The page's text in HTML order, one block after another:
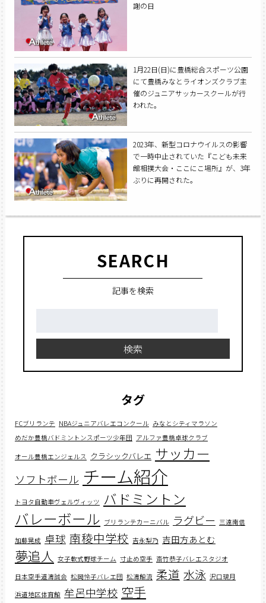
謝の日
1月22日(日)に豊橋総合スポーツ公園
にて豊橋みなとライオンズクラブ主
催のジュニアサッカースクールが行
われた。
2023年、新型コロナウイルスの影響
で一時中止されていた『こども未来
館相撲大会・ここにこ場所』が、3年
ぶりに再開された。
SEARCH
記事を検索
検索
タグ
FCブリランテ NBAジュニアバレエコンクール みなとシティマラソン
めだか豊橋バドミントンスポーツ少年団 アルファ豊橋卓球クラブ
オール豊橋エンジェルス クラシックバレエ サッカー
ソフトボール チーム紹介
トヨタ自動車ヴェルヴィッツ バドミントン
バレーボール ブリランテカーニバル ラグビー 三遠南信
加藤晃成 卓球 南稜中学校 吉永梨乃 吉田方あとむ
夢追人 女子軟式野球チーム 寸止め空手 斎竹恭子バレエスタジオ
日本空手道濤誠会 松岡怜子バレエ団 松濤館流 柔道 水泳 沢口璃月
浜道地区体育館 牟呂中学校 空手